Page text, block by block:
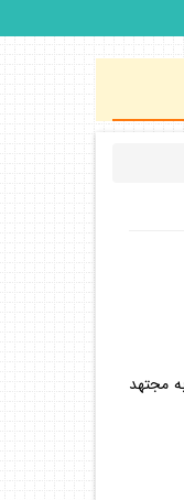
مجتهد